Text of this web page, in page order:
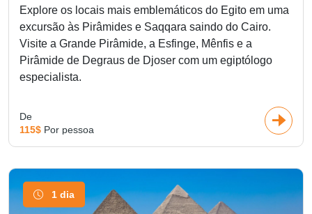
Explore os locais mais emblemáticos do Egito em uma
excursão às Pirâmides e Saqqara saindo do Cairo.
Visite a Grande Pirâmide, a Esfinge, Mênfis e a
Pirâmide de Degraus de Djoser com um egiptólogo
especialista.
De
115$ Por pessoa
1 dia